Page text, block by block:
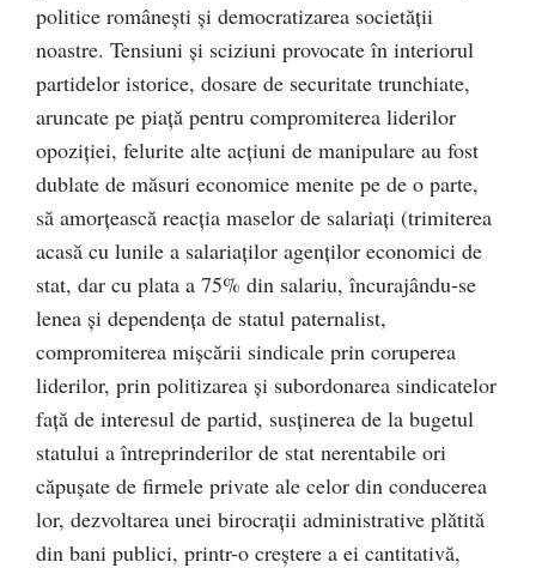
politice româneşti şi democratizarea societăţii
noastre. Tensiuni şi sciziuni provocate în interiorul
partidelor istorice, dosare de securitate trunchiate,
aruncate pe piaţă pentru compromiterea liderilor
opoziţiei, felurite alte acţiuni de manipulare au fost
dublate de măsuri economice menite pe de o parte,
să amorţească reacţia maselor de salariaţi (trimiterea
acasă cu lunile a salariaţilor agenţilor economici de
stat, dar cu plata a 75% din salariu, încurajându-se
lenea şi dependenţa de statul paternalist,
compromiterea mişcării sindicale prin coruperea
liderilor, prin politizarea şi subordonarea sindicatelor
faţă de interesul de partid, susţinerea de la bugetul
statului a întreprinderilor de stat nerentabile ori
căpuşate de firmele private ale celor din conducerea
lor, dezvoltarea unei birocraţii administrative plătită
din bani publici, printr-o creştere a ei cantitativă,